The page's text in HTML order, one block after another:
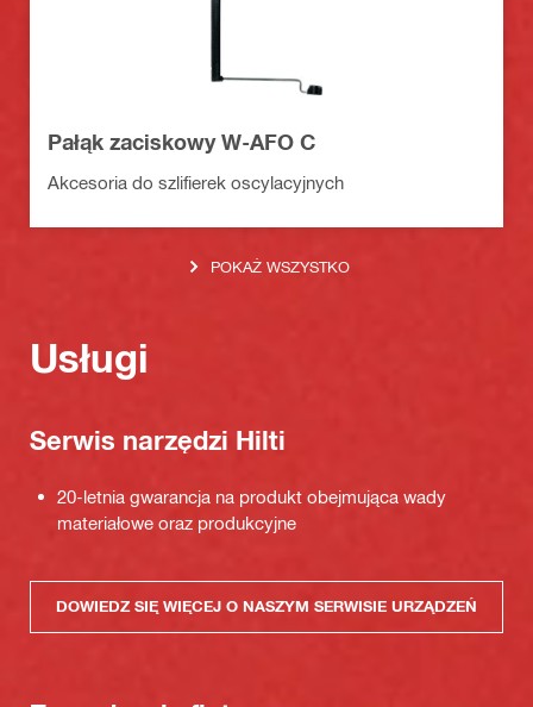
Pałąk zaciskowy W-AFO C
Akcesoria do szlifierek oscylacyjnych
POKAŻ WSZYSTKO
Usługi
Serwis narzędzi Hilti
20-letnia gwarancja na produkt obejmująca wady
materiałowe oraz produkcyjne
DOWIEDZ SIĘ WIĘCEJ O NASZYM SERWISIE URZĄDZEŃ